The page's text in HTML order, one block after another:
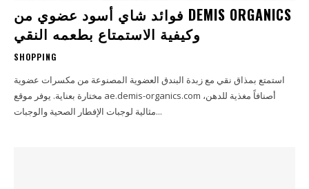
فوائد شاي أسود عضوي من DEMIS ORGANICS
وكيفية الاستمتاع بطعمه النقي
SHOPPING
استمتع بمذاق نقي مع زبدة البندق العضوية المصنوعة من مكسرات عضوية
مختارة بعناية. يوفر موقع ae.demis-organics.com أصنافاً مغذية للدهن،
مثالية لوجبات الإفطار الصحية والوجبات...